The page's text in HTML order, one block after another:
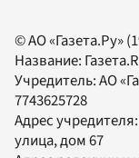
© АО «Газета.Ру»
Название:
Учредитель:АО
7743625728
Адрес
улица, дом 67